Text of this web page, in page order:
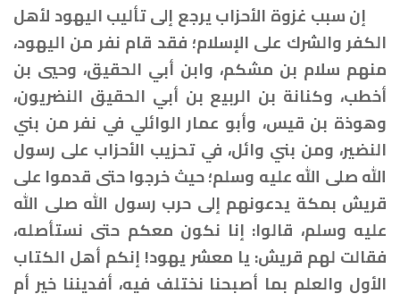
إن سبب غزوة الأحزاب يرجع إلى تأليب اليهود لأهل
الكفر والشرك على الإسلام؛ فقد قام نفر من اليهود،
منهم سلام بن مشكم، وابن أبي الحقيق، وحيي بن
أخطب، وكنانة بن الربيع بن أبي الحقيق النضريون،
وهوذة بن قيس، وأبو عمار الوائلي في نفر من بني
النضير، ومن بني وائل، في تحزيب الأحزاب على رسول
الله صلى الله عليه وسلم؛ حيث خرجوا حتى قدموا على
قريش بمكة يدعونهم إلى حرب رسول الله صلى الله
عليه وسلم، قالوا: إنا نكون معكم حتى نستأصله،
فقالت لهم قريش: يا معشر يهود! إنكم أهل الكتاب
الأول والعلم بما أصبحنا نختلف فيه، أفديننا خير أم